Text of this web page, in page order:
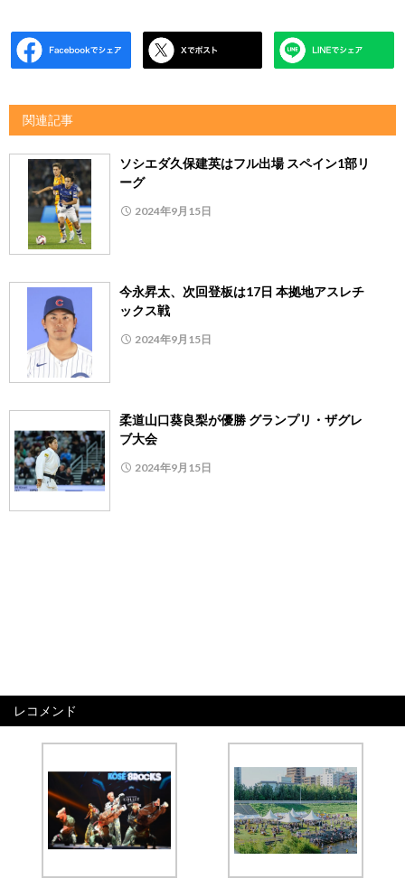
関連記事
ソシエダ久保建英はフル出場 スペイン1部リ
ーグ
2024年9月15日
今永昇太、次回登板は17日 本拠地アスレチ
ックス戦
2024年9月15日
柔道山口葵良梨が優勝 グランプリ・ザグレ
ブ大会
2024年9月15日
レコメンド